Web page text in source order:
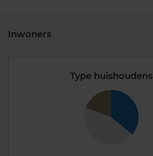
Inwoners
Type huishoudens